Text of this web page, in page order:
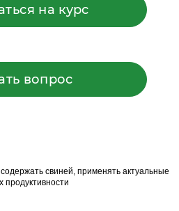
на курс
вопрос
свиней, применять актуальные